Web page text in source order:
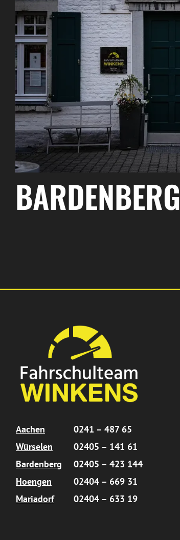
BARDENBERG
Aachen
0241 – 487 65
Würselen
02405 – 141 61
Bardenberg
02405 – 423 144
Hoengen
02404 – 669 31
Mariadorf
02404 – 633 19